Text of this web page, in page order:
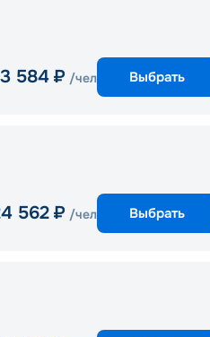
584 ₽ /чел Выбрать
562 ₽ /чел Выбрать